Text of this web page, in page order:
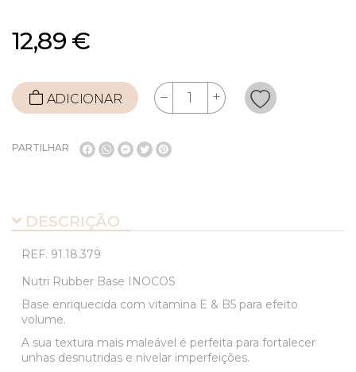
12,89 €
ADICIONAR
PARTILHAR
DESCRIÇÃO
REF. 91.18.379
Nutri Rubber Base INOCOS
Base enriquecida com vitamina E & B5 para efeito
volume.
A sua textura mais maleável é perfeita para fortalecer
unhas desnutridas e nivelar imperfeições.